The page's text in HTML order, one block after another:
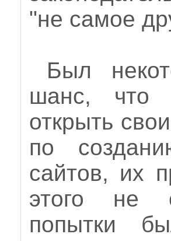
"не самое
Был
шанс, что
открыть
по
сайтов, их
этого не
попытки